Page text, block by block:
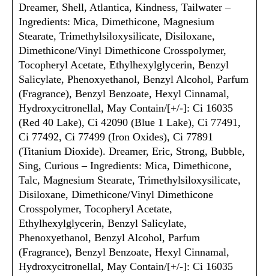
Dreamer, Shell, Atlantica, Kindness, Tailwater –
Ingredients: Mica, Dimethicone, Magnesium
Stearate, Trimethylsiloxysilicate, Disiloxane,
Dimethicone/Vinyl Dimethicone Crosspolymer,
Tocopheryl Acetate, Ethylhexylglycerin, Benzyl
Salicylate, Phenoxyethanol, Benzyl Alcohol, Parfum
(Fragrance), Benzyl Benzoate, Hexyl Cinnamal,
Hydroxycitronellal, May Contain/[+/-]: Ci 16035
(Red 40 Lake), Ci 42090 (Blue 1 Lake), Ci 77491,
Ci 77492, Ci 77499 (Iron Oxides), Ci 77891
(Titanium Dioxide). Dreamer, Eric, Strong, Bubble,
Sing, Curious – Ingredients: Mica, Dimethicone,
Talc, Magnesium Stearate, Trimethylsiloxysilicate,
Disiloxane, Dimethicone/Vinyl Dimethicone
Crosspolymer, Tocopheryl Acetate,
Ethylhexylglycerin, Benzyl Salicylate,
Phenoxyethanol, Benzyl Alcohol, Parfum
(Fragrance), Benzyl Benzoate, Hexyl Cinnamal,
Hydroxycitronellal, May Contain/[+/-]: Ci 16035